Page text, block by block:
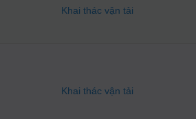
Khai thác vận tải
Khai thác vận tải